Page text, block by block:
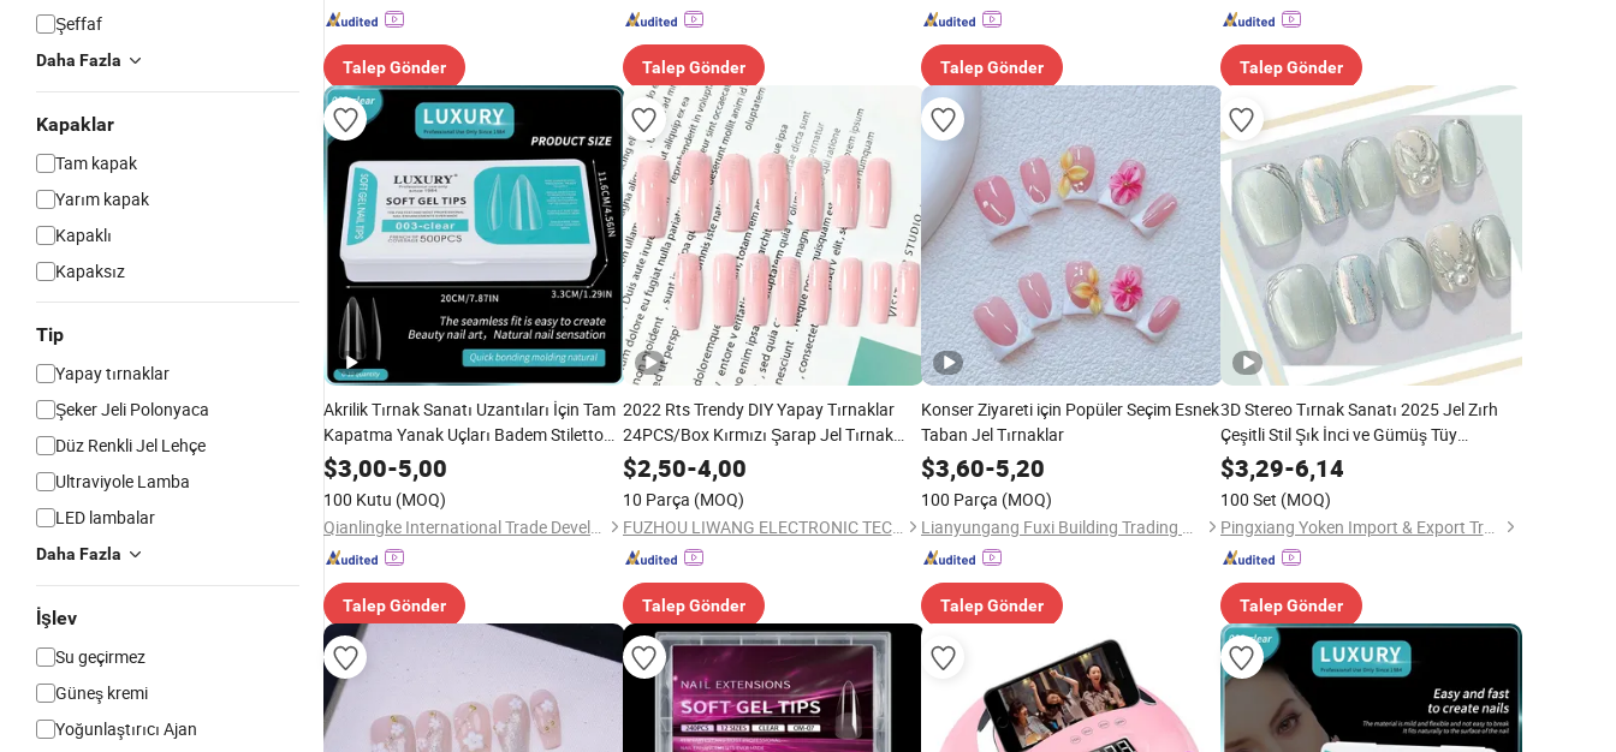
Şeffaf
Daha Fazla
Kapaklar
Tam kapak
Yarım kapak
Kapaklı
Kapaksız
Tip
Yapay tırnaklar
Şeker Jeli Polonyaca
Düz Renkli Jel Lehçe
Ultraviyole Lamba
LED lambalar
Daha Fazla
İşlev
Su geçirmez
Güneş kremi
Yoğunlaştırıcı Ajan
Talep Gönder Talep Gönder Talep Gönder Talep Gönder
Akrilik Tırnak Sanatı Uzantıları İçin Tam
Kapatma Yanak Uçları Badem Stiletto
Tırnak Uçları Şeffaf 11 Boyut
$3,00-5,00
100 Kutu (MOQ)
Qianlingke International Trade Development (Guangzhou) Co., Ltd.
Talep Gönder
2022 Rts Trendy DIY Yapay Tırnaklar
24PCS/Box Kırmızı Şarap Jel Tırnak
Güzellik Setleri Kadınlar için Basılabilir
Tırnaklar
$2,50-4,00
10 Parça (MOQ)
FUZHOU LIWANG ELECTRONIC TECHNOLOGY CO., LTD.
Talep Gönder
Konser Ziyareti için Popüler Seçim Esnek
Taban Jel Tırnaklar
$3,60-5,20
100 Parça (MOQ)
Lianyungang Fuxi Building Trading Co., Ltd
Talep Gönder
3D Stereo Tırnak Sanatı 2025 Jel Zırh
Çeşitli Stil Şık İnci ve Gümüş Tüy
Tasarımı Basılabilir Tırnaklar
$3,29-6,14
100 Set (MOQ)
Pingxiang Yoken Import & Export Trading Co., Ltd.
Talep Gönder